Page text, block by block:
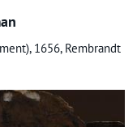
1656, Rembrandt